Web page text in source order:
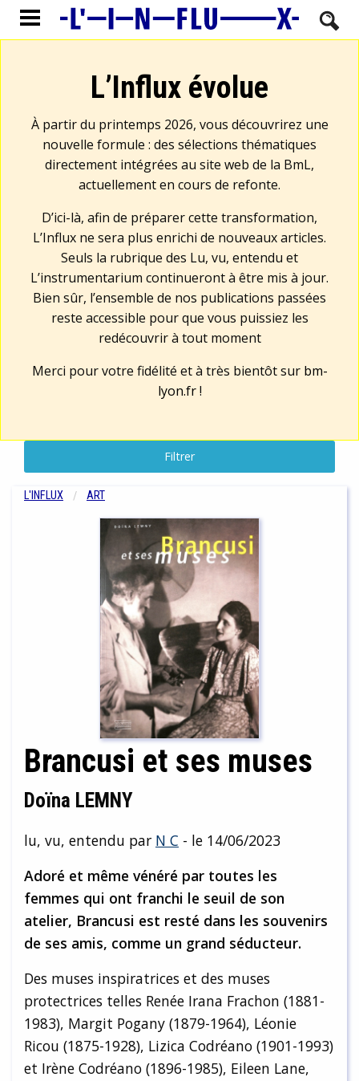
L’Influx évolue
À partir du printemps 2026, vous découvrirez une
nouvelle formule : des sélections thématiques
directement intégrées au site web de la BmL,
actuellement en cours de refonte.
D’ici-là, afin de préparer cette transformation,
L’Influx ne sera plus enrichi de nouveaux articles.
Seuls la rubrique des Lu, vu, entendu et
L’instrumentarium continueront à être mis à jour.
Bien sûr, l’ensemble de nos publications passées
reste accessible pour que vous puissiez les
redécouvrir à tout moment
Merci pour votre fidélité et à très bientôt sur bm-
lyon.fr!
Filtrer
L'INFLUX ART
Brancusi et ses muses
Doïna LEMNY
lu, vu, entendu par N C - le 14/06/2023
Adoré et même vénéré par toutes les
femmes qui ont franchi le seuil de son
atelier, Brancusi est resté dans les souvenirs
de ses amis, comme un grand séducteur.
Des muses inspiratrices et des muses
protectrices telles Renée Irana Frachon (1881-
1983), Margit Pogany (1879-1964), Léonie
Ricou (1875-1928), Lizica Codréano (1901-1993)
et Irène Codréano (1896-1985), Eileen Lane,